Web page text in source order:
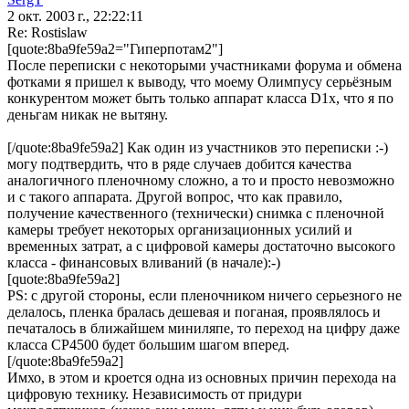
2 окт. 2003 г., 22:22:11
Re: Rostislaw
[quote:8ba9fe59a2="Гиперпотам2"]
После переписки с некоторыми участниками форума и обмена
фотками я пришел к выводу, что моему Олимпусу серьёзным
конкурентом может быть только аппарат класса D1х, что я по
деньгам никак не вытяну.
[/quote:8ba9fe59a2] Как один из участников это переписки :-)
могу подтвердить, что в ряде случаев добится качества
аналогичного пленочному сложно, а то и просто невозможно
и с такого аппарата. Другой вопрос, что как правило,
получение качественного (технически) снимка с пленочной
камеры требует некоторых организационных усилий и
временных затрат, а с цифровой камеры достаточно высокого
класса - финансовых вливаний (в начале):-)
[quote:8ba9fe59a2]
PS: с другой стороны, если пленочником ничего серьезного не
делалось, пленка бралась дешевая и поганая, проявлялось и
печаталось в ближайшем миниляпе, то переход на цифру даже
класса CP4500 будет большим шагом вперед.
[/quote:8ba9fe59a2]
Имхо, в этом и кроется одна из основных причин перехода на
цифровую технику. Независимость от придури